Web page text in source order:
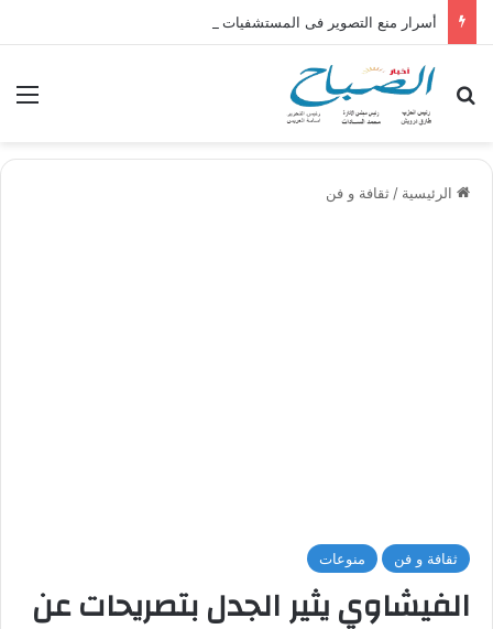
بحث عن
الرئيسية / ثقافة و فن
ثقافة و فن منوعات
الفيشاوي يثير الجدل بتصريحات عن